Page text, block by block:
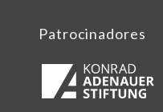
Patrocinadores